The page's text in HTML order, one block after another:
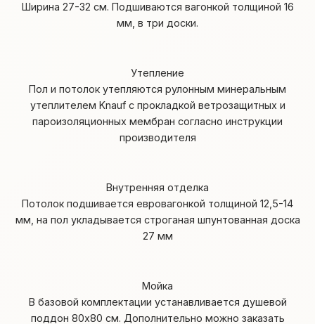
Ширина 27-32 см. Подшиваются вагонкой толщиной 16
мм, в три доски.
Утепление
Пол и потолок утепляются рулонным минеральным
утеплителем Knauf с прокладкой ветрозащитных и
пароизоляционных мембран согласно инструкции
производителя
Внутренняя отделка
Потолок подшивается евровагонкой толщиной 12,5-14
мм, на пол укладывается строганая шпунтованная доска
27 мм
Мойка
В базовой комплектации устанавливается душевой
поддон 80х80 см. Дополнительно можно заказать